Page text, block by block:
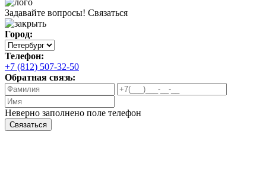
Задавайте вопросы! Связаться
Город:
Телефон:
+7 (812) 507-32-50
Обратная связь:
Неверно заполнено поле телефон
Связаться